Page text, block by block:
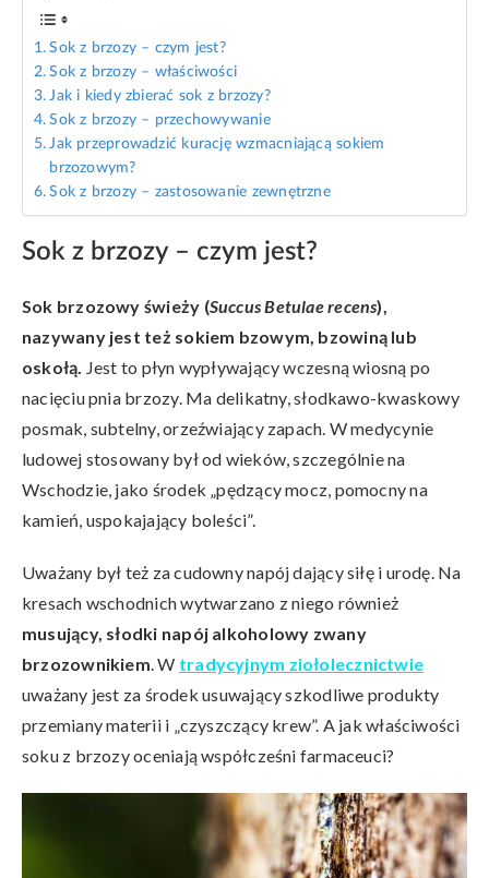
Sok z brzozy – czym jest?
Sok z brzozy – właściwości
Jak i kiedy zbierać sok z brzozy?
Sok z brzozy – przechowywanie
Jak przeprowadzić kurację wzmacniającą sokiem
brzozowym?
Sok z brzozy – zastosowanie zewnętrzne
Sok z brzozy – czym jest?
Sok brzozowy świeży (Succus Betulae recens),
nazywany jest też sokiem bzowym, bzowiną lub
oskołą. Jest to płyn wypływający wczesną wiosną po
nacięciu pnia brzozy. Ma delikatny, słodkawo-kwaskowy
posmak, subtelny, orzeźwiający zapach. W medycynie
ludowej stosowany był od wieków, szczególnie na
Wschodzie, jako środek „pędzący mocz, pomocny na
kamień, uspokajający boleści”.
Uważany był też za cudowny napój dający siłę i urodę. Na
kresach wschodnich wytwarzano z niego również
musujący, słodki napój alkoholowy zwany
brzozownikiem . W tradycyjnym ziołolecznictwie
uważany jest za środek usuwający szkodliwe produkty
przemiany materii i „czyszczący krew”. A jak właściwości
soku z brzozy oceniają współcześni farmaceuci?